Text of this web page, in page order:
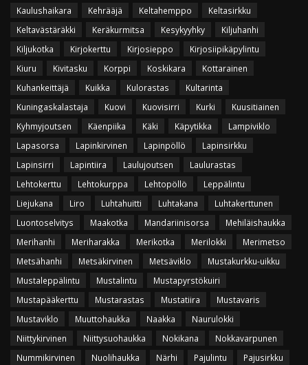
Kaulushaikara
Kehrääjä Keltahemppo
Keltasirkku
Keltavästäräkki
Keräkurmitsa Kesykyyhky
Kiljuhanhi
Kiljukotka
Kirjokerttu Kirjosieppo
Kirjosiipikäpylintu
Kiuru
Kivitasku Korppi Koskikara
Kottarainen
Kuhankeittäjä
Kuikka Kulorastas
Kultarinta
Kuningaskalastaja
Kuovi Kuovisirri Kurki
Kuusitiainen
Kyhmyjoutsen
Käenpiika Käki Käpytikka
Lampiviklo
Lapasorsa
Lapinkirvinen Lapinpöllö
Lapinsirkku
Lapinsirri
Lapintiira Laulujoutsen
Laulurastas
Lehtokerttu
Lehtokurppa Lehtopöllö
Leppälintu
Liejukana
Liro Luhtahuitti Luhtakana
Luhtakerttunen
Luontoselvitys
Maakotka Mandariinisorsa
Mehiläishaukka
Merihanhi
Meriharakka Merikotka Merilokki
Merimetso
Metsähanhi
Metsäkirvinen Metsäviklo
Mustakurkku-uikku
Mustaleppälintu
Mustalintu
Mustapyrstökuiri
Mustapääkerttu
Mustarastas Mustatiira
Mustavaris
Mustaviklo
Muuttohaukka Naakka
Naurulokki
Niittykirvinen
Niittysuohaukka Nokikana
Nokkavarpunen
Nummikirvinen
Nuolihaukka Närhi Pajulintu
Pajusirkku